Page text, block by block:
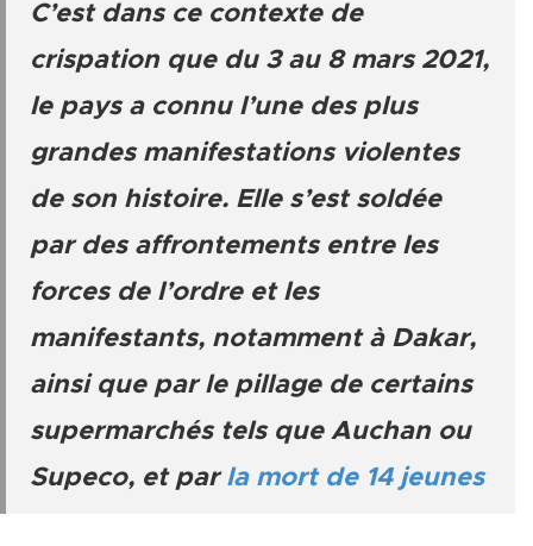
C’est dans ce contexte de
crispation que du 3 au 8 mars 2021,
le pays a connu l’une des plus
grandes manifestations violentes
de son histoire. Elle s’est soldée
par des affrontements entre les
forces de l’ordre et les
manifestants, notamment à Dakar,
ainsi que par le pillage de certains
supermarchés tels que Auchan ou
Supeco, et parla mort de 14 jeunes